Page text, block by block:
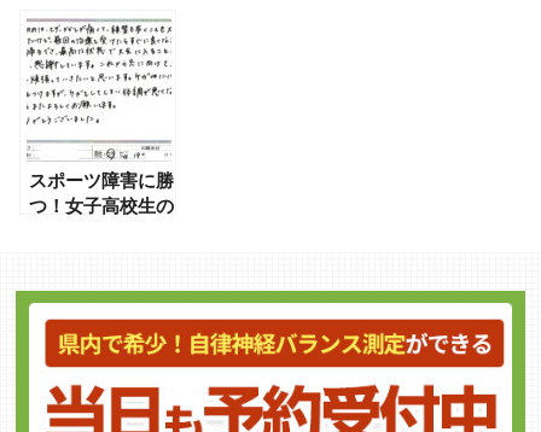
ケが…14歳中学
生の葛藤
スポーツ障害に勝
つ！女子高校生の